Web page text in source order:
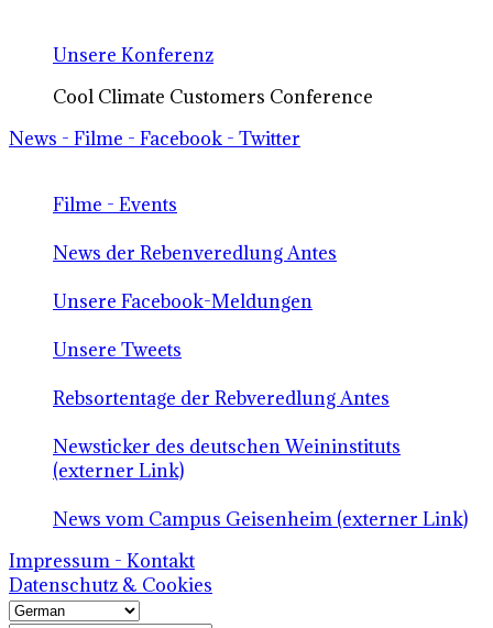
Unsere Konferenz
Cool Climate Customers Conference
News - Filme - Facebook - Twitter
Filme - Events
News der Rebenveredlung Antes
Unsere Facebook-Meldungen
Unsere Tweets
Rebsortentage der Rebveredlung Antes
Newsticker des deutschen Weininstituts
(externer Link)
News vom Campus Geisenheim (externer Link)
Impressum - Kontakt
Datenschutz & Cookies